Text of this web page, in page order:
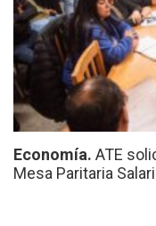
Economía. ATE
Mesa Paritaria